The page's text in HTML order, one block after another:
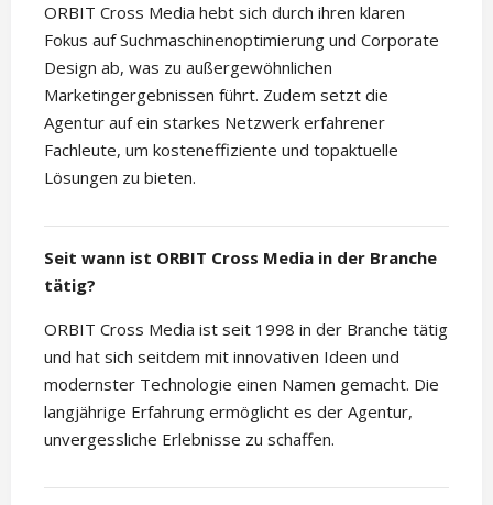
ORBIT Cross Media hebt sich durch ihren klaren
Fokus auf Suchmaschinenoptimierung und Corporate
Design ab, was zu außergewöhnlichen
Marketingergebnissen führt. Zudem setzt die
Agentur auf ein starkes Netzwerk erfahrener
Fachleute, um kosteneffiziente und topaktuelle
Lösungen zu bieten.
Seit wann ist ORBIT Cross Media in der Branche
tätig?
ORBIT Cross Media ist seit 1998 in der Branche tätig
und hat sich seitdem mit innovativen Ideen und
modernster Technologie einen Namen gemacht. Die
langjährige Erfahrung ermöglicht es der Agentur,
unvergessliche Erlebnisse zu schaffen.